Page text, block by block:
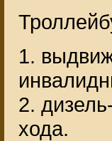
1.
2.
хода.